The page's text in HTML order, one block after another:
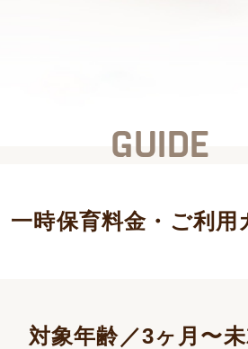
GUIDE
一時保育料金・ご利用
対象年齢／3ヶ月〜